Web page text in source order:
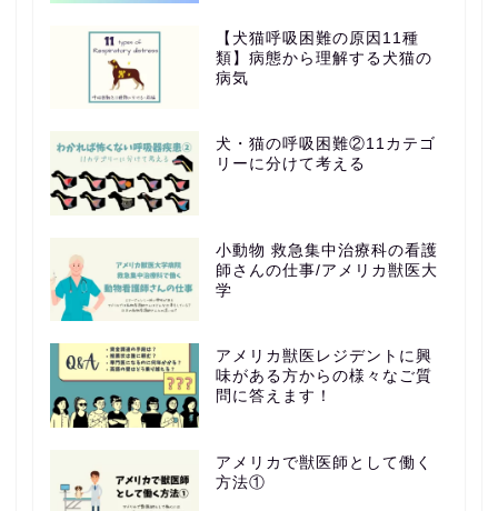
【犬猫呼吸困難の原因11種
類】病態から理解する犬猫の
病気
犬・猫の呼吸困難②11カテゴ
リーに分けて考える
小動物 救急集中治療科の看護
師さんの仕事/アメリカ獣医大
学
アメリカ獣医レジデントに興
味がある方からの様々なご質
問に答えます！
アメリカで獣医師として働く
方法①